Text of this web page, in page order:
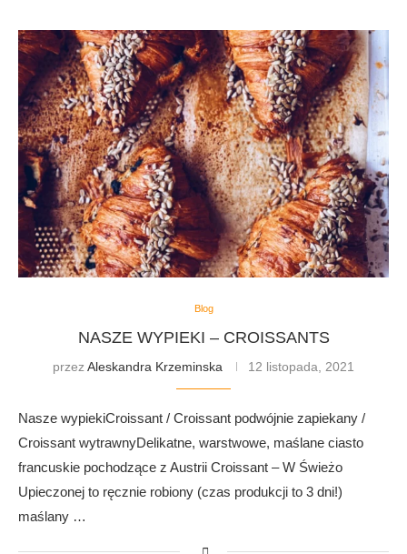
Blog
NASZE WYPIEKI – CROISSANTS
przez Aleskandra Krzeminska 12 listopada, 2021
Nasze wypiekiCroissant / Croissant podwójnie zapiekany /
Croissant wytrawnyDelikatne, warstwowe, maślane ciasto
francuskie pochodzące z Austrii Croissant – W Świeżo
Upieczonej to ręcznie robiony (czas produkcji to 3 dni!)
maślany …